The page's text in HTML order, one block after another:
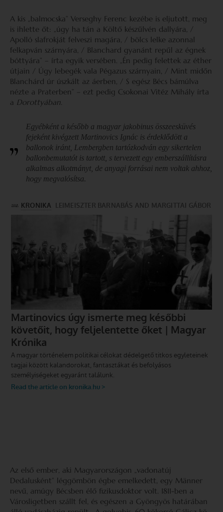
A kis „balmocska” Verseghy Ferenc kezébe is eljutott, meg
is ihlette őt: „úgy ha tán a Költő készűlvén dallyára, /
Apolló slafrokját felveszi magára, / bölcs lelke azonnal
felkapván szárnyára, / Blanchard gyanánt repűl az égnek
bóttyára” – írta egyik versében. „Én pedig felettek az éther
útjain / Úgy lebegék vala Pégazus szárnyain, / Mint midőn
Blanchárd úr úszkált az áerben, / S egész Bécs bámúlva
nézte a Praterben” – ezt pedig Csokonai Vitéz Mihály írta
a Dorottyában.
Egyébként a később a magyar jakobinus összeesküvés
fejeként kivégzett Martinovics Ignác is érdeklődött a
ballonok iránt, Lembergben tartózkodván egy sikertelen
ballonbemutatót is tartott, s tervezett egy emberszállításra
alkalmas alkotmányt, de anyagi forrásai nem voltak ahhoz,
hogy megvalósítsa.
Az első ember, aki Magyarországon „vadonatúj
Dedalusként” léggömbön égbe emelkedett, egy Männer
nevű, amúgy Bécsben élő fizikusdoktor volt. 1811-ben a
Városligetben szállt fel, és egészen a Gyöngyös határában